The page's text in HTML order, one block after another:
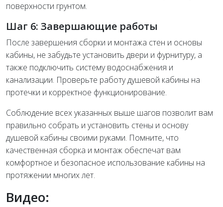
поверхности грунтом.
Шаг 6: Завершающие работы
После завершения сборки и монтажа стен и основы
кабины, не забудьте установить двери и фурнитуру, а
также подключить систему водоснабжения и
канализации. Проверьте работу душевой кабины на
протечки и корректное функционирование.
Соблюдение всех указанных выше шагов позволит вам
правильно собрать и установить стены и основу
душевой кабины своими руками. Помните, что
качественная сборка и монтаж обеспечат вам
комфортное и безопасное использование кабины на
протяжении многих лет.
Видео: